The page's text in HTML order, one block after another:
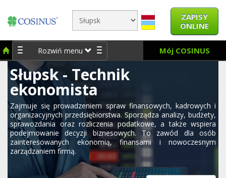
ZAPISY
ONLINE
Rozwiń menu Mój COSINUS
Słupsk - Technik
ekonomista
Zajmuje się prowadzeniem spraw finansowych, kadrowych i
organizacyjnych przedsiębiorstwa. Sporządza analizy, budżety,
sprawozdania oraz rozliczenia podatkowe, a także wspiera
podejmowanie decyzji biznesowych. To zawód dla osób
zainteresowanych ekonomią, finansami i nowoczesnym
zarządzaniem firmą.